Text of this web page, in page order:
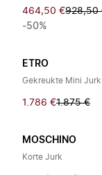
464,50 €928,50
-50%
ETRO
Gekreukte Mini Jurk
1.786 €1.875 €
MOSCHINO
Korte Jurk